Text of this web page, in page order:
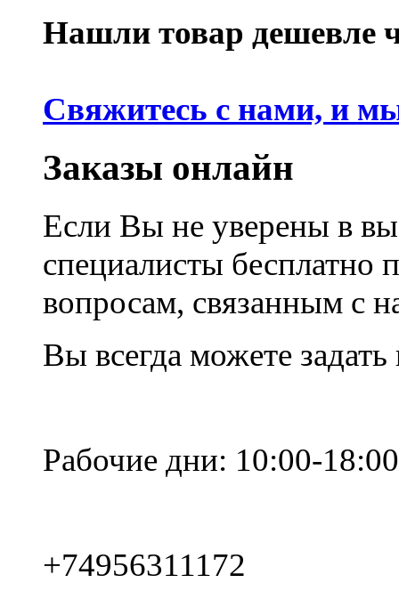
Нашли товар дешевле
Свяжитесь с нами, и
Заказы онлайн
Если Вы не уверены в
специалисты
вопросам, связанным с
Вы всегда можете
Рабочие дни: 10:00-18:00
+74956311172